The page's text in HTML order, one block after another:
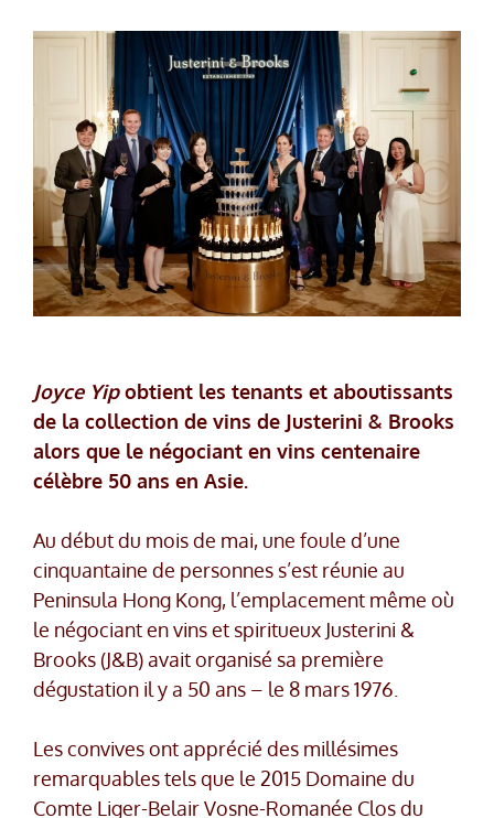
Joyce Yipobtient les tenants et aboutissants
de la collection de vins de Justerini & Brooks
alors que le négociant en vins centenaire
célèbre 50 ans en Asie.
Au début du mois de mai, une foule d’une
cinquantaine de personnes s’est réunie au
Peninsula Hong Kong, l’emplacement même où
le négociant en vins et spiritueux Justerini &
Brooks (J&B) avait organisé sa première
dégustation il y a 50 ans – le 8 mars 1976.
Les convives ont apprécié des millésimes
remarquables tels que le 2015 Domaine du
Comte Liger-Belair Vosne-Romanée Clos du